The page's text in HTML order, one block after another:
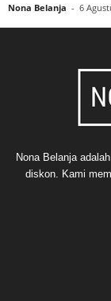
Nona Belanja - 6
Nona Belanja
diskon. Kami